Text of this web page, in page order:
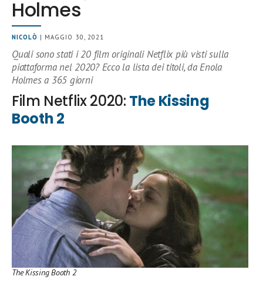
Holmes
NICOLÒ | MAGGIO 30, 2021
Quali sono stati i 20 film originali Netflix più visti sulla
piattaforma nel 2020? Ecco la lista dei titoli, da Enola
Holmes a 365 giorni
Film Netflix 2020: The Kissing
Booth 2
The Kissing Booth 2